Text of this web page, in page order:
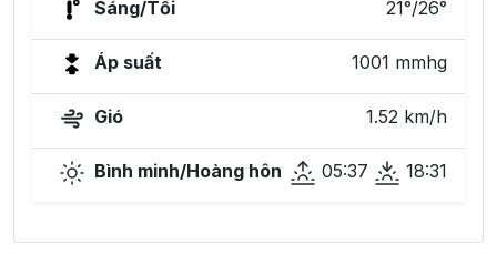
Sáng/Tối 21°/26°
Áp suất 1001 mmhg
Gió 1.52 km/h
Bình minh/Hoàng hôn 05:37 18:31